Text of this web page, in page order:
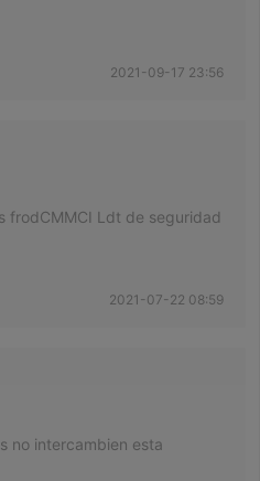
2021-09-17 23:56
frodCMMCI Ldt de seguridad
2021-07-22 08:59
no intercambien esta